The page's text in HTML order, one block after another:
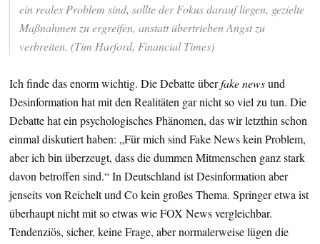
ein reales Problem sind, sollte der Fokus darauf liegen, gezielte
Maßnahmen zu ergreifen, anstatt übertrieben Angst zu
verbreiten. (Tim Harford, Financial Times)
Ich finde das enorm wichtig. Die Debatte überfake newsund
Desinformation hat mit den Realitäten gar nicht so viel zu tun. Die
Debatte hat ein psychologisches Phänomen, das wir letzthin schon
einmal diskutiert haben: „Für mich sind Fake News kein Problem,
aber ich bin überzeugt, dass die dummen Mitmenschen ganz stark
davon betroffen sind.“ In Deutschland ist Desinformation aber
jenseits von Reichelt und Co kein großes Thema. Springer etwa ist
überhaupt nicht mit so etwas wie FOX News vergleichbar.
Tendenziös, sicher, keine Frage, aber normalerweise lügen die